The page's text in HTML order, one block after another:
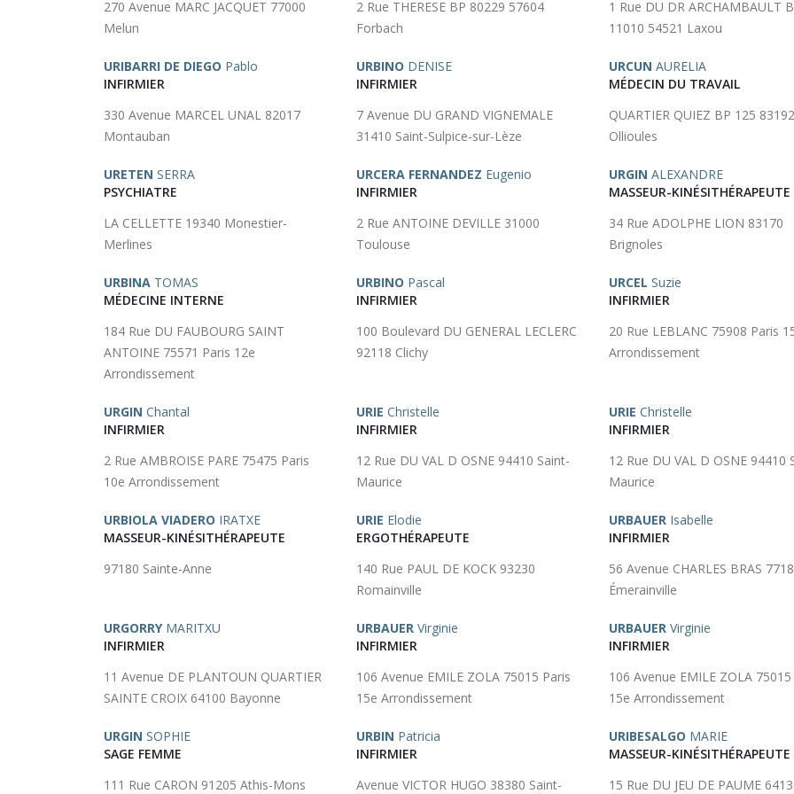
270 Avenue MARC JACQUET 77000
Melun
2 Rue THERESE BP 80229 57604
Forbach
1 Rue DU DR ARCHAMBAULT
11010 54521 Laxou
URIBARRI DE DIEGO Pablo
INFIRMIER
330 Avenue MARCEL UNAL 82017
Montauban
URBINO DENISE
INFIRMIER
7 Avenue DU GRAND VIGNEMALE
31410 Saint-Sulpice-sur-Lèze
URCUN AURELIA
MÉDECIN DU TRAVAIL
QUARTIER QUIEZ BP 125 83192
Ollioules
URETEN SERRA
PSYCHIATRE
LA CELLETTE 19340 Monestier-
Merlines
URCERA FERNANDEZ Eugenio
INFIRMIER
2 Rue ANTOINE DEVILLE 31000
Toulouse
URGIN ALEXANDRE
MASSEUR-KINÉSITHÉRAPEUTE
34 Rue ADOLPHE LION 83170
Brignoles
URBINA TOMAS
MÉDECINE INTERNE
184 Rue DU FAUBOURG SAINT
ANTOINE 75571 Paris 12e
Arrondissement
URBINO Pascal
INFIRMIER
100 Boulevard DU GENERAL LECLERC
92118 Clichy
URCEL Suzie
INFIRMIER
20 Rue LEBLANC 75908 Paris
Arrondissement
URGIN Chantal
INFIRMIER
2 Rue AMBROISE PARE 75475 Paris
10e Arrondissement
URIE Christelle
INFIRMIER
12 Rue DU VAL D OSNE 94410 Saint-
Maurice
URIE Christelle
INFIRMIER
12 Rue DU VAL D OSNE 94410
Maurice
URBIOLA VIADERO IRATXE
MASSEUR-KINÉSITHÉRAPEUTE
97180 Sainte-Anne
URIE Elodie
ERGOTHÉRAPEUTE
140 Rue PAUL DE KOCK 93230
Romainville
URBAUER Isabelle
INFIRMIER
56 Avenue CHARLES BRAS
Émerainville
URGORRYMARITXU
INFIRMIER
11 Avenue DE PLANTOUN QUARTIER
SAINTE CROIX 64100 Bayonne
URBAUER Virginie
INFIRMIER
106 Avenue EMILE ZOLA 75015 Paris
15e Arrondissement
URBAUER Virginie
INFIRMIER
106 Avenue EMILE ZOLA
15e Arrondissement
URGIN SOPHIE
SAGE FEMME
111 Rue CARON 91205 Athis-Mons
URBIN Patricia
INFIRMIER
Avenue VICTOR HUGO 38380 Saint-
URIBESALGO MARIE
MASSEUR-KINÉSITHÉRAPEUTE
15 Rue DU JEU DE PAUME